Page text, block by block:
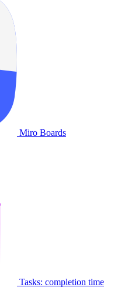
Miro Boards
Tasks: completion time